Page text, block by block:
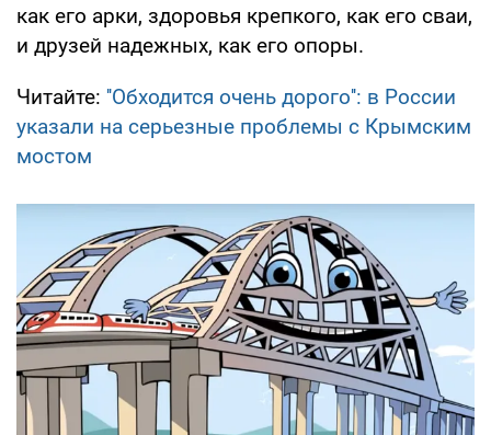
как его арки, здоровья крепкого, как его сваи,
и друзей надежных, как его опоры.
Читайте: ''Обходится очень дорого'': в России
указали на серьезные проблемы с Крымским
мостом